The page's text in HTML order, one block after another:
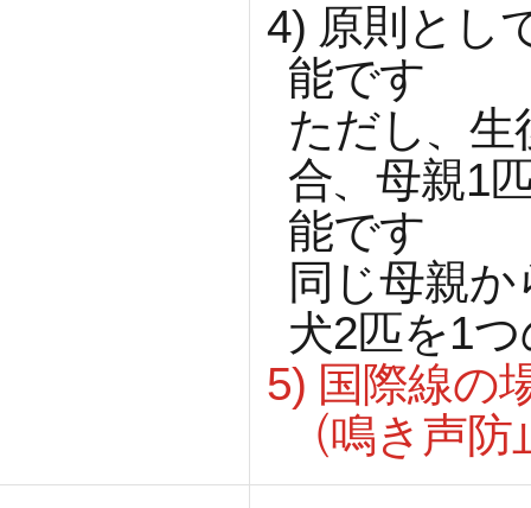
4) 原則とし
能です
ただし、
合、母親1
能です
同じ母親
犬2匹を1
5) 国際線の
（鳴き声